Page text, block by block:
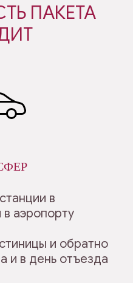
ПАКЕТА
в
аэропорту
и обратно
и в день отъезда